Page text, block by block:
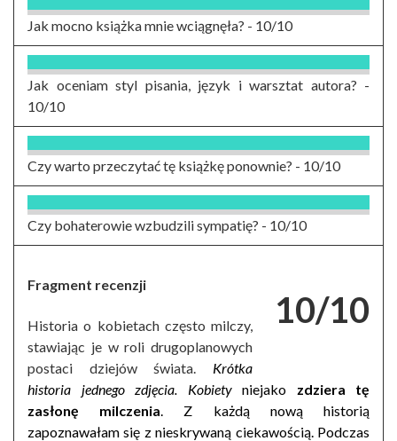
Jak mocno książka mnie wciągnęła? - 10/10
Jak oceniam styl pisania, język i warsztat autora? -
10/10
Czy warto przeczytać tę książkę ponownie? - 10/10
Czy bohaterowie wzbudzili sympatię? - 10/10
10/10
Fragment recenzji
Historia o kobietach często milczy,
stawiając je w roli drugoplanowych
postaci dziejów świata. Krótka
historia jednego zdjęcia. Kobiety niejako zdziera tę
zasłonę milczenia . Z każdą nową historią
zapoznawałam się z nieskrywaną ciekawością. Podczas